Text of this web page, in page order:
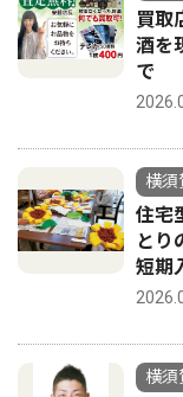
買取
酒を
で
横須
住宅
とり
短期
横須